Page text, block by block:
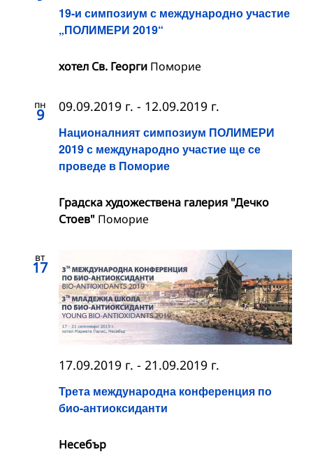
19-и симпозиум с международно участие
„ПОЛИМЕРИ 2019“
хотел Св. Георги Поморие
пн
9
Националният симпозиум ПОЛИМЕРИ
2019 с международно участие ще се
проведе в Поморие
09.09.2019 г. - 12.09.2019 г.
Градска художествена галерия "Дечко
Стоев" Поморие
вт
17
Трета международна конференция по
био-антиоксиданти
17.09.2019 г. - 21.09.2019 г.
Несебър